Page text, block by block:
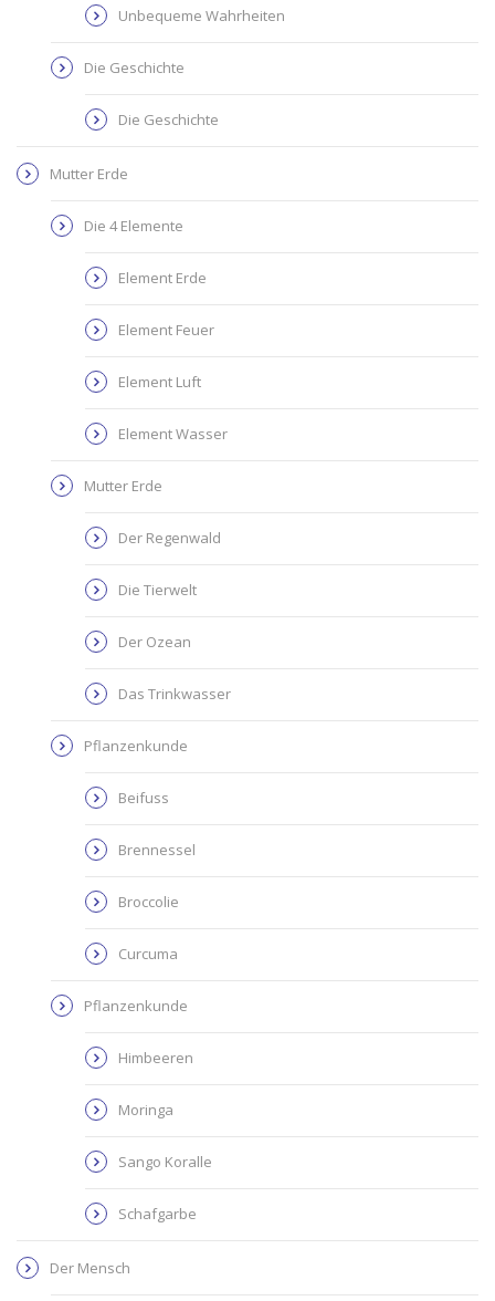
Unbequeme Wahrheiten
Die Geschichte
Die Geschichte
Mutter Erde
Die 4 Elemente
Element Erde
Element Feuer
Element Luft
Element Wasser
Mutter Erde
Der Regenwald
Die Tierwelt
Der Ozean
Das Trinkwasser
Pflanzenkunde
Beifuss
Brennessel
Broccolie
Curcuma
Pflanzenkunde
Himbeeren
Moringa
Sango Koralle
Schafgarbe
Der Mensch